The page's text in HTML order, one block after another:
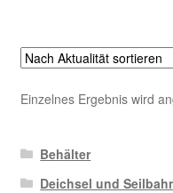
Einzelnes Ergebnis wird
Behälter
Deichsel und